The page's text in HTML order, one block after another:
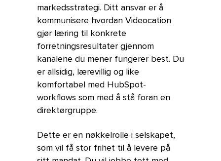
markedsstrategi. Ditt ansvar er å
kommunisere hvordan Videocation
gjør læring til konkrete
forretningsresultater gjennom
kanalene du mener fungerer best. Du
er allsidig, lærevillig og like
komfortabel med HubSpot-
workflows som med å stå foran en
direktørgruppe.
Dette er en nøkkelrolle i selskapet,
som vil få stor frihet til å levere på